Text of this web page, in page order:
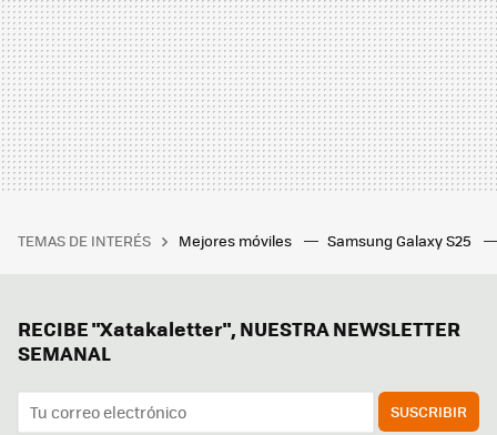
TEMAS DE INTERÉS Mejores móviles Samsung Galaxy S25
RECIBE "Xatakaletter", NUESTRA NEWSLETTER
SEMANAL
SUSCRIBIR